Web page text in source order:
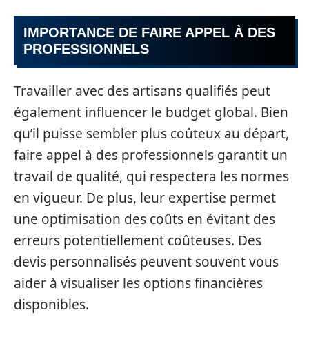
IMPORTANCE DE FAIRE APPEL À DES
PROFESSIONNELS
Travailler avec des artisans qualifiés peut
également influencer le budget global. Bien
qu’il puisse sembler plus coûteux au départ,
faire appel à des professionnels garantit un
travail de qualité, qui respectera les normes
en vigueur. De plus, leur expertise permet
une optimisation des coûts en évitant des
erreurs potentiellement coûteuses. Des
devis personnalisés peuvent souvent vous
aider à visualiser les options financières
disponibles.